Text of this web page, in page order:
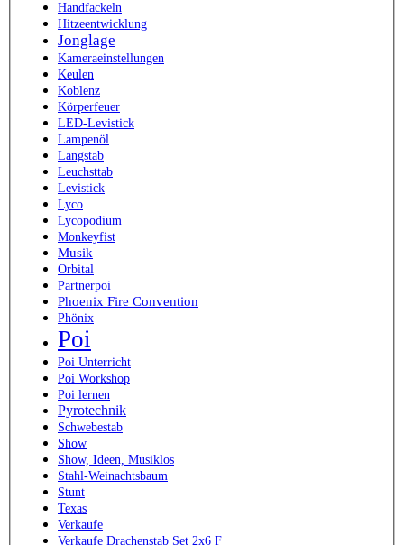
Handfackeln
Hitzeentwicklung
Jonglage
Kameraeinstellungen
Keulen
Koblenz
Körperfeuer
LED-Levistick
Lampenöl
Langstab
Leuchsttab
Levistick
Lyco
Lycopodium
Monkeyfist
Musik
Orbital
Partnerpoi
Phoenix Fire Convention
Phönix
Poi
Poi Unterricht
Poi Workshop
Poi lernen
Pyrotechnik
Schwebestab
Show
Show, Ideen, Musiklos
Stahl-Weinachtsbaum
Stunt
Texas
Verkaufe
Verkaufe Drachenstab Set 2x6 F